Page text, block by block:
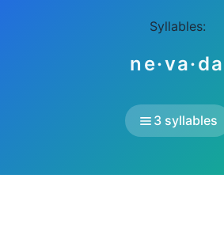
Syllables:
ne·va·da
3 syllables